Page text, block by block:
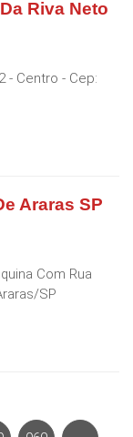
Riva Neto
- Centro - Cep:
Araras SP
Com Rua
/SP